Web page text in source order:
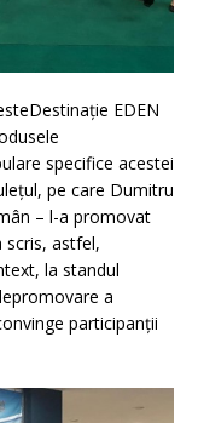
EDEN
specifice acestei
pe care Dumitru
– l-a promovat
scris, astfel,
la standul
a
participanții